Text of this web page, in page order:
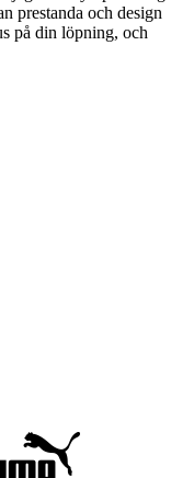
prestanda och design
på din löpning, och